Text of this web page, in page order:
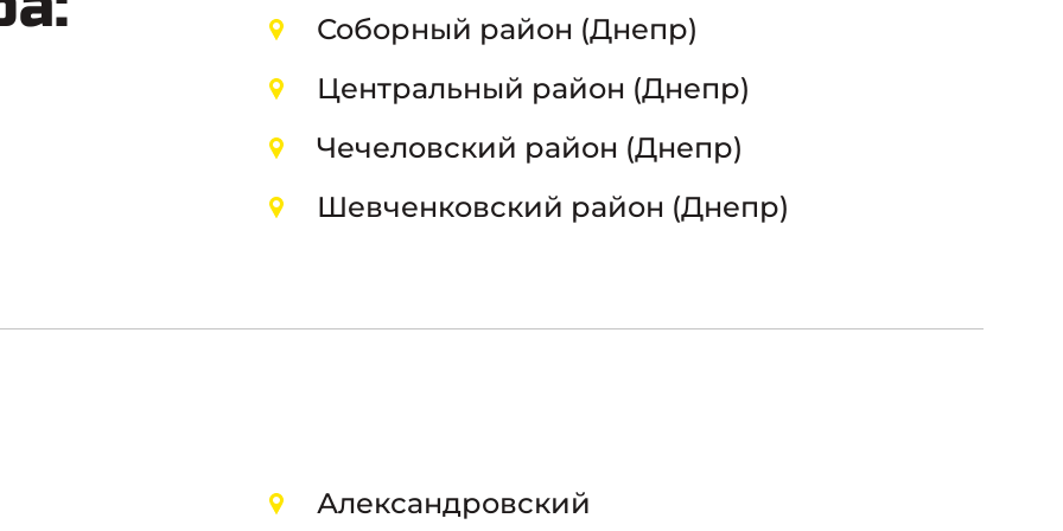
Соборный район (Днепр)
Центральный район (Днепр)
Чечеловский район (Днепр)
Шевченковский район (Днепр)
Александровский